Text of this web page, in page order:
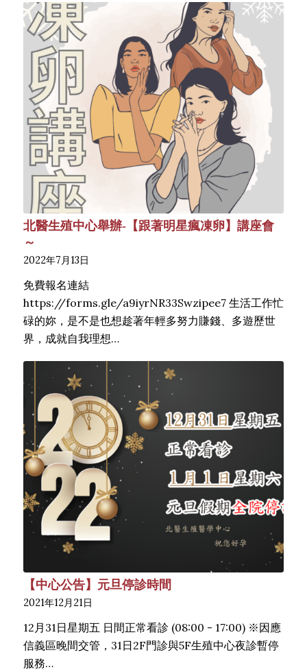
北醫生殖中心舉辦-【跟著明星瘋凍卵】講座會
～
2022年7月13日
免費報名連結
https://forms.gle/a9iyrNR33Swzipee7 生活工作忙
碌的妳，是不是也想趁著年輕多努力賺錢、多遊歷世
界，成就自我理想…
【中心公告】元旦停診時間
2021年12月21日
12月31日星期五 日間正常看診 (08:00 - 17:00) ※因應
信義區晚間交管，31日2F門診與5F生殖中心夜診暫停
服務…